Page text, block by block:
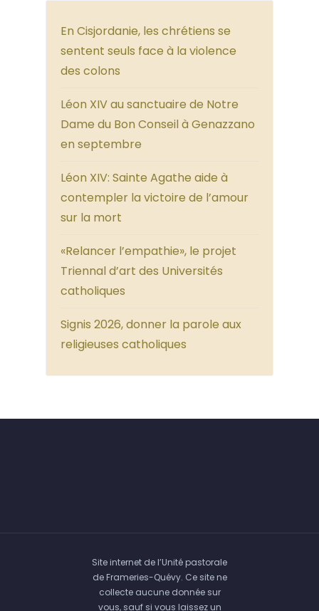
En Cisjordanie, les chrétiens se
sentent seuls face à la violence
des colons
Léon XIV au sanctuaire de Notre
Dame du Bon Conseil à Genazzano
en septembre
Léon XIV: Sainte Agathe aide à
contempler la victoire de l’amour
sur la mort
«Relancer l’empathie», le projet
Triennal d’art des Universités
catholiques
Signis 2026, donner la parole aux
religieuses catholiques
Site internet de l’Unité pastorale
de Frameries-Quévy. Ce site ne
collecte aucune donnée sur
vous, sauf si vous laissez un